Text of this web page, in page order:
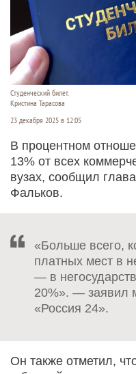
Студенческий билет.
Кристина Тарасова
23 декабря 2025 в 12:05
В процентном
13% от всех
вузах, сообщил
Фальков.
«Больше всего,
платных мест в
— в
20%». — заявил
«Россия 24».
Он также отметил,